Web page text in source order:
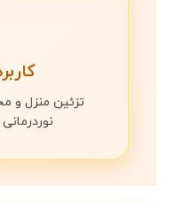
تزئین منزل و